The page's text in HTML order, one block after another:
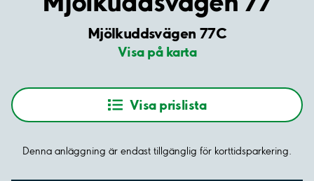
Mjölkuddsvägen 77C
Visa på karta
Visa prislista
Denna anläggning är endast tillgänglig för korttidsparkering.